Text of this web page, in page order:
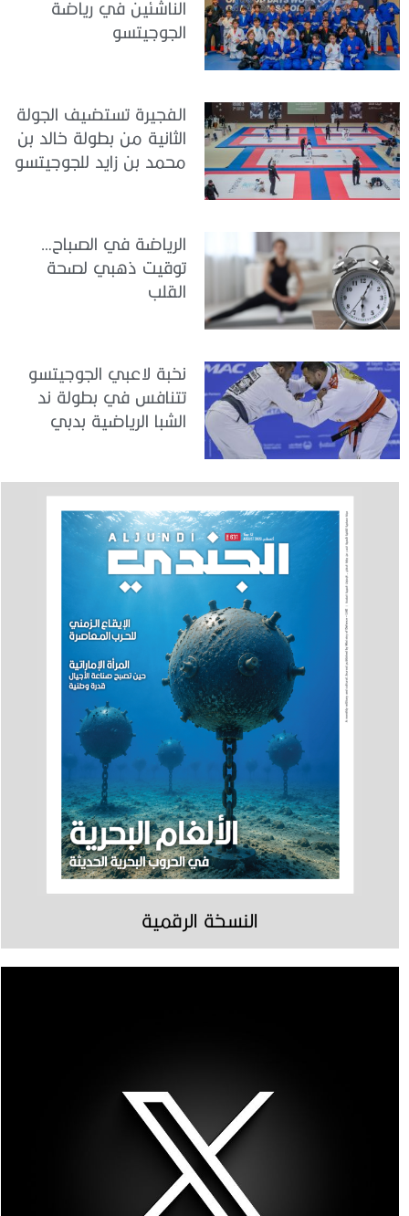
الناشئين في رياضة
الجوجيتسو
الفجيرة تستضيف الجولة
الثانية من بطولة خالد بن
محمد بن زايد للجوجيتسو
الرياضة في الصباح…
توقيت ذهبي لصحة
القلب
نخبة لاعبي الجوجيتسو
تتنافس في بطولة ند
الشبا الرياضية بدبي
النسخة الرقمية